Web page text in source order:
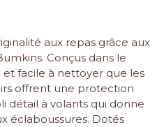
aux repas grâce aux
Conçus dans le
facile à nettoyer que les
offrent une protection
détail à volants qui donne
éclaboussures. Dotés